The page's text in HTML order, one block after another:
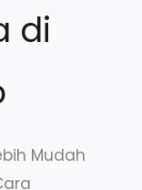
di
Mudah